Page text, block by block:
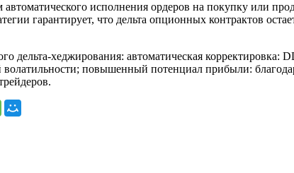
исполнения ордеров на покупку или
гарантирует, что дельта опционных контрактов
дельта-хеджирования: автоматическая
повышенный потенциал прибыли: